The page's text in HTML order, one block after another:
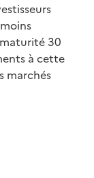
30
à cette
marchés